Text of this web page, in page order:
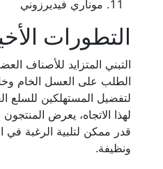
موناري فيديرزوني
التطورات
التبني المتزايد للأصناف
الطلب على العسل الخام
لتفضيل المستهلكين للسلع
لهذا الاتجاه، يعرض
قدر ممكن لتلبية الرغبة
ونظيفة.